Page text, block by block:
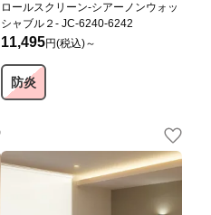
ロールスクリーン-シアーノンウォッ
シャブル２- JC-6240-6242
11,495円(税込)～
防炎